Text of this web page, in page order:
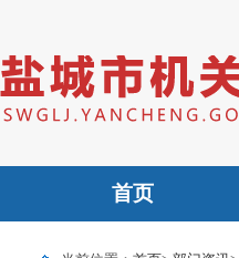
首页